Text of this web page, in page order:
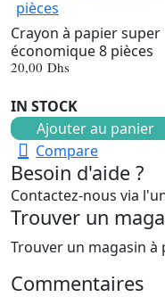
Crayon à papier super
économique 8 pièces
20,00 Dhs
IN STOCK
Ajouter au panier
Compare
Besoin d'aide ?
Contactez-nous via
Trouver un
Trouver un magasin à
Commentaires